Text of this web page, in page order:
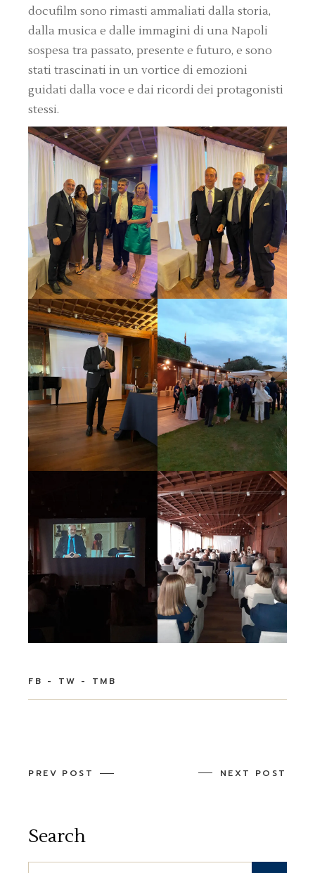
docufilm sono rimasti ammaliati dalla storia,
dalla musica e dalle immagini di una Napoli
sospesa tra passato, presente e futuro, e sono
stati trascinati in un vortice di emozioni
guidati dalla voce e dai ricordi dei protagonisti
stessi.
FB TW TMB
PREV POST NEXT POST
Search
Search